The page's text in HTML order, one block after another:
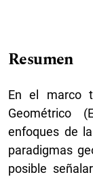
Resumen
En el marco
Geométrico
enfoques de
paradigmas
posible